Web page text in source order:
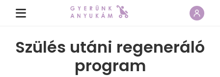
Szülés utáni regeneráló
program